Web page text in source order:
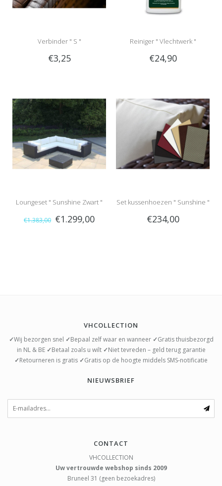
Verbinder " S "
€3,25
Reiniger " Vlechtwerk "
€24,90
Loungeset " Sunshine Zwart "
€1.383,00 €1.299,00
Set kussenhoezen " Sunshine "
€234,00
VHCOLLECTION
✓Wij bezorgen snel ✓Bepaal zelf waar en wanneer ✓Gratis thuisbezorgd
in NL & BE ✓Betaal zoals u wilt ✓Niet tevreden – geld terug garantie
✓Retourneren is gratis ✓Gratis op de hoogte middels SMS-notificatie
NIEUWSBRIEF
CONTACT
VHCOLLECTION
Uw vertrouwde webshop sinds 2009
Bruneel 31 (geen bezoekadres)